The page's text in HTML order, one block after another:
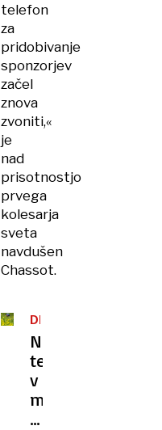
telefon
za
pridobivanje
sponzorjev
začel
znova
zvoniti,«
je
nad
prisotnostjo
prvega
kolesarja
sveta
navdušen
Chassot.
DIRKA
PO
ROMANDIJI
Neprijetne
težave
v
moštvu
Primoža